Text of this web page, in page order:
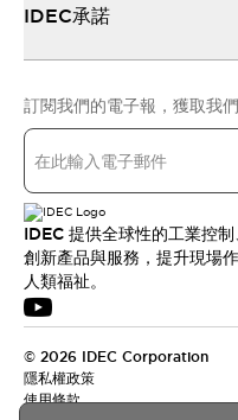
IDEC承諾
訂閱我們的電子報，獲取我
IDEC 提供全球性的工業控
創新產品與服務，提升現場
人類福祉。
© 2026 IDEC Corporation
隱私權政策
使用條款